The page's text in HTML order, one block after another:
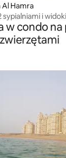
Hamra
i
w condo
zwierzętami